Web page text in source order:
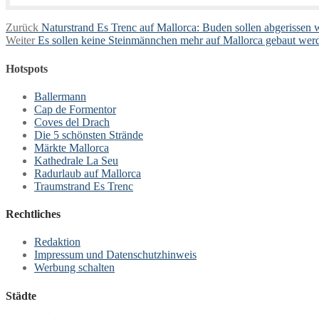
Beitragsnavigation
Zurück Vorheriger
Beitrag:
Naturstrand Es Trenc auf Mallorca: Buden sollen abgerissen
Weiter Nächster
Es sollen keine Steinmännchen mehr auf Mallorca gebaut
Hotspots
Ballermann
Cap de Formentor
Coves del Drach
Die 5 schönsten Strände
Märkte Mallorca
Kathedrale La Seu
Radurlaub auf Mallorca
Traumstrand Es Trenc
Rechtliches
Redaktion
Impressum und Datenschutzhinweis
Werbung schalten
Städte